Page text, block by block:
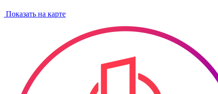
Показать на карте